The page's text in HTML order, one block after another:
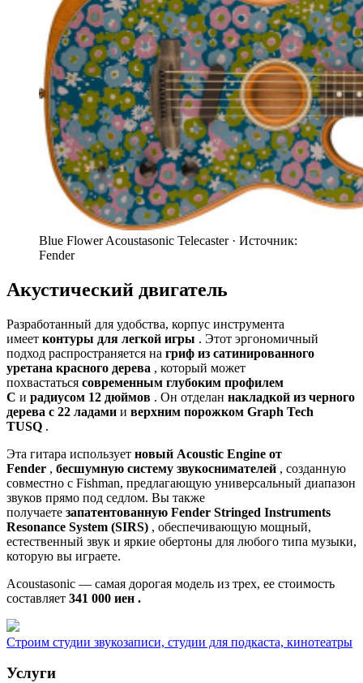
Blue Flower Acoustasonic Telecaster · Источник:
Fender
Акустический двигатель
Разработанный для удобства, корпус инструмента
имеет контуры для легкой игры . Этот эргономичный
подход распространяется на гриф из сатинированного
уретана красного дерева , который может
похвастаться современным глубоким профилем
C и радиусом 12 дюймов . Он отделан накладкой из черного
дерева с 22 ладами и верхним порожком Graph Tech
TUSQ .
Эта гитара использует новый Acoustic Engine от
Fender , бесшумную систему звукоснимателей , созданную
совместно с Fishman, предлагающую универсальный диапазон
звуков прямо под седлом. Вы также
получаете запатентованную Fender Stringed Instruments
Resonance System (SIRS) , обеспечивающую мощный,
естественный звук и яркие обертоны для любого типа музыки,
которую вы играете.
Acoustasonic — самая дорогая модель из трех, ее стоимость
составляет 341 000 иен .
Строим студии звукозаписи, студии для подкаста, кинотеатры
Услуги